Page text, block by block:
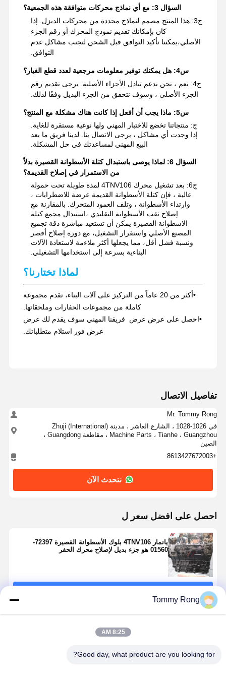
السؤال 3: مع أي نماذج محركات متوافقة هذه الجمعية؟
ج3: هذا المنتج مصمم لنماذج محددة من محركات الديزل. إذا
كان بإمكانك تقديم نموذج المحرك أو رقم الجزء
الأصلي،يمكننا تأكيد التوافق قبل الشحن لتجنب مشاكل عدم
التوافق.
س4: هل يمكنك توفير معلومات مرجعية لعدد قطع الغيار؟
ج4: نعم ، نحن ندعم تبادل الأجزاء الأصلية. يرجى تقديم رقم
الجزء الأصلي ، وسوف نتحقق من الجزء البديل وفقًا لذلك.
س5: ماذا يجب أن أفعل إذا كانت هناك مشكلة مع المنتج؟
ج: منتجاتنا تخضع للاختبار المهني ولها نوعية مستقرة للغاية.
إذا وجدت أي مشاكل ، يرجى الاتصال بنا. لدينا فريق ما بعد
البيع المهني لمساعدتك في حل المشكلة.
السؤال 6: لماذا يوصى باستبدال كتلة الأسطوانة القصيرة بدلاً
من الاستمرار في إصلاح القديمة؟
ج6: بعد تشغيل محرك 4TNV106 لمدة طويلة تحت حمولة
عالية ، فإن كتلة الأسطوانة القديمة عرضة للاضطرابات ،
وارتداء الأسطوانة ، وتلف العمود المتحرك. بالمقارنة مع
إصلاح ثقب الأسطوانة التقليدي ،استبدال مجمع كتلة
الاسطوانة القصيرة يمكن أن تستعيد مباشرة دقة تجميع
المصنع الأصلي واستقرار التشغيل، مع دورة إصلاح أقصر
ونسبة فشل أقل، مما يجعلها أكثر ملاءمة لاستعادة الآلات
البناءية بسرعة إلى استخدامها التشغيلي.
لماذا تختارنا؟
•
أكثر من 20 عاماً من التركيز على آلات البناء، تقدم مجموعة
كاملة من مجموعات الحفارات وملحقاتها.
•احصل على عرض عرض ️ فريقنا المهني سوف يقدم لك عرض
عرض فور استلام متطلباتك.
تفاصيل الاتصال
Mr. Tommy Rong
في 1026-1028 ، الشارع العاشر ، مدينة Zhuji (International)
Machine Parts ، Tianhe ، Guangzhou ، مقاطعة Guangdong ،
الصين
+8613427672003
نتحدث الآن
احصل على افضل سعر ل
يانمار 4TNV106 بلوك الأسطوانة القصيرة 72397-
01560 هو جزء بديل لإصلاح محرك الحفر
Tommy Rong
8:25 AM
Good day, what product are you looking for?